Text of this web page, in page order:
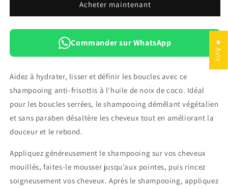
Hydratation
Des
De
noix
De
Coco
385
Shampooing
Hydratation
Des
boucles
+
De
noix
De
Coco
385
Acheter maintenant
Commander sur WhatsApp
Aidez à hydrater, lisser et définir les boucles avec ce
shampooing anti-frisottis à l'huile de noix de coco. Idéal
pour les boucles serrées, le shampooing démêlant végétalien
et sans paraben désaltère les cheveux tout en améliorant la
douceur et le rebond.
Appliquez généreusement le shampooing sur vos cheveux
mouillés, faites-le mousser jusqu’aux pointes, puis rincez
soigneusement vos cheveux. Après le shampooing, appliquez
★ Avis